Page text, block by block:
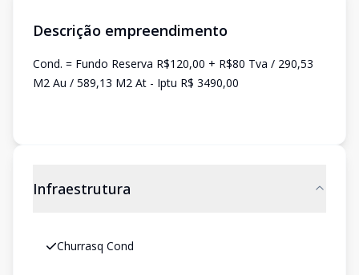
Descrição empreendimento
Cond. = Fundo Reserva R$120,00 + R$80 Tva / 290,53
M2 Au / 589,13 M2 At - Iptu R$ 3490,00
Infraestrutura
Churrasq Cond